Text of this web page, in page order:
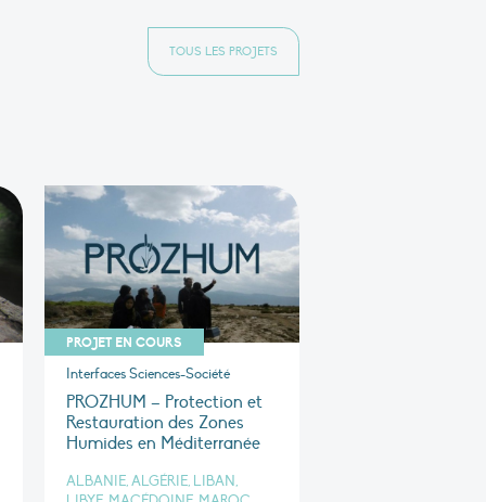
TOUS LES PROJETS
PROJET EN COURS
Interfaces Sciences-Société
PROZHUM – Protection et
Restauration des Zones
Humides en Méditerranée
ALBANIE, ALGÉRIE, LIBAN,